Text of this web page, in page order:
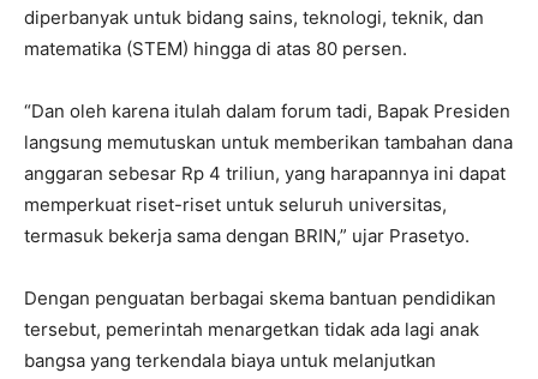
diperbanyak untuk bidang sains, teknologi, teknik, dan
matematika (STEM) hingga di atas 80 persen.
“Dan oleh karena itulah dalam forum tadi, Bapak Presiden
langsung memutuskan untuk memberikan tambahan dana
anggaran sebesar Rp 4 triliun, yang harapannya ini dapat
memperkuat riset-riset untuk seluruh universitas,
termasuk bekerja sama dengan BRIN,” ujar Prasetyo.
Dengan penguatan berbagai skema bantuan pendidikan
tersebut, pemerintah menargetkan tidak ada lagi anak
bangsa yang terkendala biaya untuk melanjutkan